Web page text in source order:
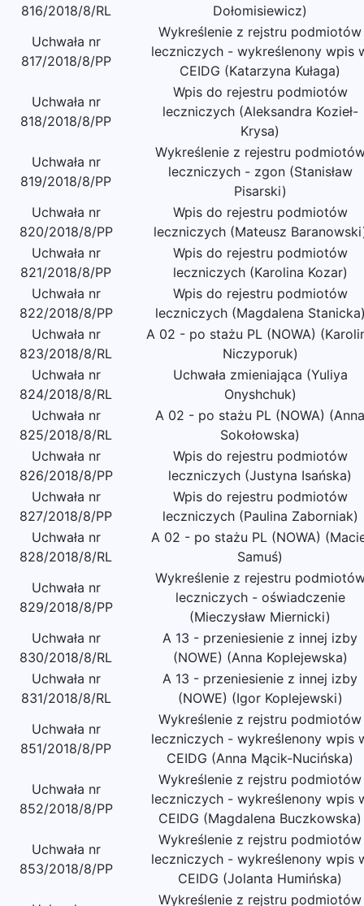
816/2018/8/RL
Dołomisiewicz)
Uchwała nr
817/2018/8/PP
Wykreślenie z rejstru podmiotów
leczniczych - wykreślenony wpis
CEIDG (Katarzyna Kułaga)
Uchwała nr
818/2018/8/PP
Wpis do rejestru podmiotów
leczniczych (Aleksandra Kozieł-
Krysa)
Uchwała nr
819/2018/8/PP
Wykreślenie z rejestru
leczniczych - zgon (Stanisław
Pisarski)
Uchwała nr
820/2018/8/PP
Wpis do rejestru podmiotów
leczniczych (Mateusz
Uchwała nr
821/2018/8/PP
Wpis do rejestru podmiotów
leczniczych (Karolina Kozar)
Uchwała nr
822/2018/8/PP
Wpis do rejestru podmiotów
leczniczych (Magdalena
Uchwała nr
823/2018/8/RL
A 02 - po stażu PL (NOWA)
Niczyporuk)
Uchwała nr
824/2018/8/RL
Uchwała zmieniająca (Yuliya
Onyshchuk)
Uchwała nr
825/2018/8/RL
A 02 - po stażu PL (NOWA) (Anna
Sokołowska)
Uchwała nr
826/2018/8/PP
Wpis do rejestru podmiotów
leczniczych (Justyna Isańska)
Uchwała nr
827/2018/8/PP
Wpis do rejestru podmiotów
leczniczych (Paulina Zaborniak)
Uchwała nr
828/2018/8/RL
A 02 - po stażu PL (NOWA)
Samuś)
Uchwała nr
829/2018/8/PP
Wykreślenie z rejestru
leczniczych - oświadczenie
(Mieczysław Miernicki)
Uchwała nr
830/2018/8/RL
A 13 - przeniesienie z innej izby
(NOWE) (Anna Koplejewska)
Uchwała nr
831/2018/8/RL
A 13 - przeniesienie z innej izby
(NOWE) (Igor Koplejewski)
Uchwała nr
851/2018/8/PP
Wykreślenie z rejstru podmiotów
leczniczych - wykreślenony wpis
CEIDG (Anna Mącik-Nucińska)
Uchwała nr
852/2018/8/PP
Wykreślenie z rejstru podmiotów
leczniczych - wykreślenony wpis
CEIDG (Magdalena Buczkowska)
Uchwała nr
853/2018/8/PP
Wykreślenie z rejstru podmiotów
leczniczych - wykreślenony wpis
CEIDG (Jolanta Humińska)
Wykreślenie z rejstru podmiotów